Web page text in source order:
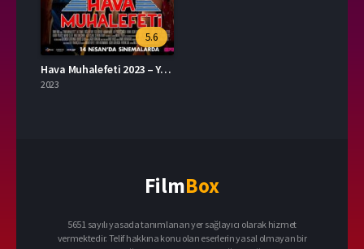
5.6
Hava Muhalefeti 2023 – Yerli Film 1080p Turkce Dublaj izle
2023
FilmBox
5651 sayılı yasada tanımlanan yer sağlayıcı olarak hizmet
vermektedir. Telif hakkına konu olan eserlerin yasal olmayan bir